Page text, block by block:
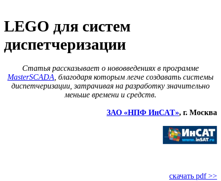
LEGO для систем
диспетчеризации
Статья рассказывает о нововведениях в программе
MasterSCADA , благодаря которым легче создавать системы
диспетчеризации, затрачивая на разработку значительно
меньше времени и средств.
ЗАО «НПФ ИнСАТ», г. Москва
скачать pdf >>